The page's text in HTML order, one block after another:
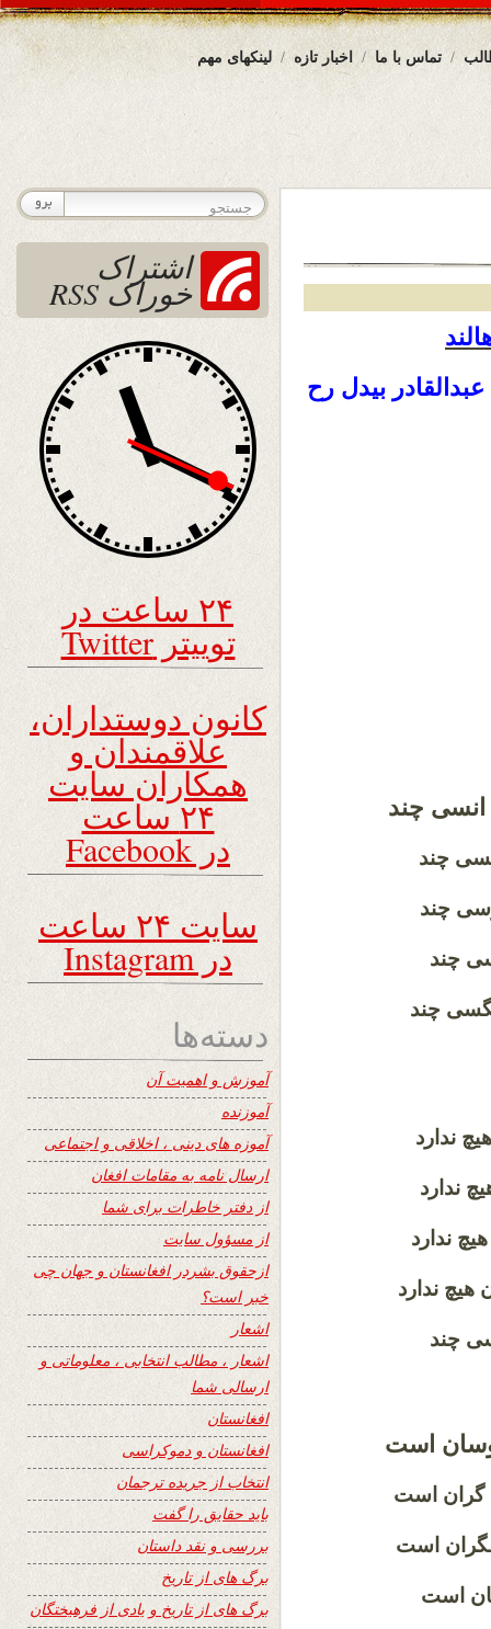
لینکهای مهم اخبار تازه تماس با ما
بیدل رح
و انسی چند
چند
چند
چند
مگسی چند
ندارد
ندارد
هیچ ندارد
هیچ ندارد
چند
نوسان است
گران است
نـگران است
است
اشتراک
خوراک RSS
۲۴ ساعت در
توییتر Twitter
کانون دوستداران،
علاقمندان و
همکاران سایت
۲۴ ساعت
در Facebook
سایت ۲۴ ساعت
در Instagram
دسته‌ها
آموزش و اهمیت آن
آموزنده
آموزه های دینی ، اخلاقی و اجتماعی
ارسال نامه به مقامات افغان
از دفتر خاطرات برای شما
از مسؤول سایت
ازحقوق بشردر افغانستان و جهان چی
خبر است؟
اشعار
اشعار ، مطالب انتخابی ، معلوماتی و
ارسالی شما
افغانستان
افغانستان و دموکراسی
انتخاب از جریده ترجمان
باید حقایق را گفت
بررسی و نقد داستان
برگ های از تاریخ
برگ های از تاریخ و یادی از فرهیختگان